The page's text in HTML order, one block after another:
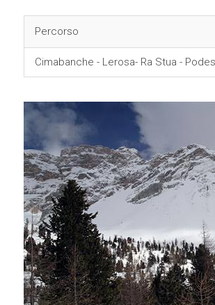
Percorso
Cimabanche - Lerosa- Ra Stua -